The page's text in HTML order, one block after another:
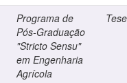
Programa de
Pós-Graduação
"Stricto Sensu"
em Engenharia
Agrícola
Tese